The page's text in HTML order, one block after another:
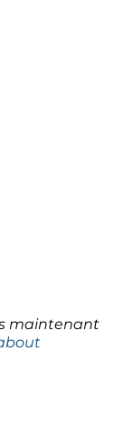
maintenant